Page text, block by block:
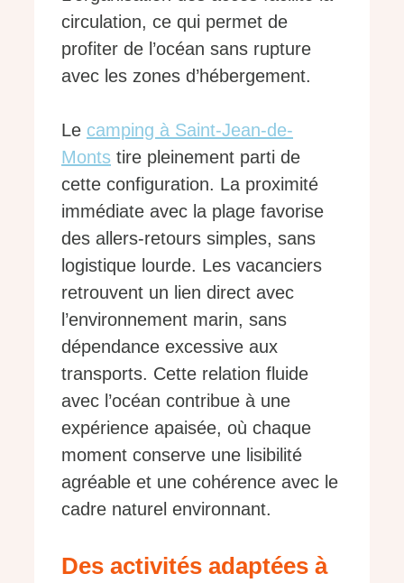
circulation, ce qui permet de
profiter de l’océan sans rupture
avec les zones d’hébergement.
Le camping à Saint-Jean-de-
Monts tire pleinement parti de
cette configuration. La proximité
immédiate avec la plage favorise
des allers-retours simples, sans
logistique lourde. Les vacanciers
retrouvent un lien direct avec
l’environnement marin, sans
dépendance excessive aux
transports. Cette relation fluide
avec l’océan contribue à une
expérience apaisée, où chaque
moment conserve une lisibilité
agréable et une cohérence avec le
cadre naturel environnant.
Des activités adaptées à